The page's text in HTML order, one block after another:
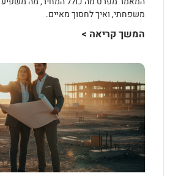
משפחתי, ואיך לחסוך מאיים.
המשך קריאה >